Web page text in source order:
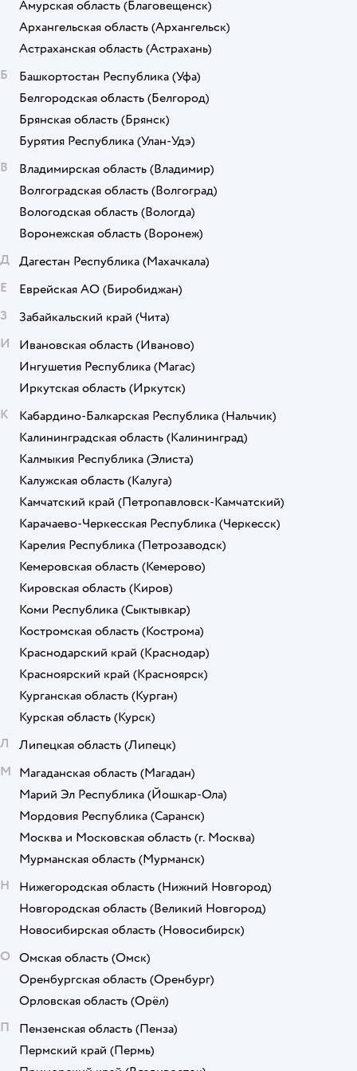
Амурская область (Благовещенск)
Архангельская область (Архангельск)
Астраханская область (Астрахань)
Б
Башкортостан Республика (Уфа)
Белгородская область (Белгород)
Брянская область (Брянск)
Бурятия Республика (Улан-Удэ)
В
Владимирская область (Владимир)
Волгоградская область (Волгоград)
Вологодская область (Вологда)
Воронежская область (Воронеж)
Д Дагестан Республика (Махачкала)
Е
Еврейская АО (Биробиджан)
З
Забайкальский край (Чита)
И
Ивановская область (Иваново)
Ингушетия Республика (Магас)
Иркутская область (Иркутск)
К
Кабардино-Балкарская Республика (Нальчик)
Калининградская область (Калининград)
Калмыкия Республика (Элиста)
Калужская область (Калуга)
Камчатский край (Петропавловск-Камчатский)
Карачаево-Черкесская Республика (Черкесск)
Карелия Республика (Петрозаводск)
Кемеровская область (Кемерово)
Кировская область (Киров)
Коми Республика (Сыктывкар)
Костромская область (Кострома)
Краснодарский край (Краснодар)
Красноярский край (Красноярск)
Курганская область (Курган)
Курская область (Курск)
Л
Липецкая область (Липецк)
М Магаданская область (Магадан)
Марий Эл Республика (Йошкар-Ола)
Мордовия Республика (Саранск)
Москва и Московская область (г. Москва)
Мурманская область (Мурманск)
Н
Нижегородская область (Нижний Новгород)
Новгородская область (Великий Новгород)
Новосибирская область (Новосибирск)
О Омская область (Омск)
Оренбургская область (Оренбург)
Орловская область (Орёл)
П
Пензенская область (Пенза)
Пермский край (Пермь)